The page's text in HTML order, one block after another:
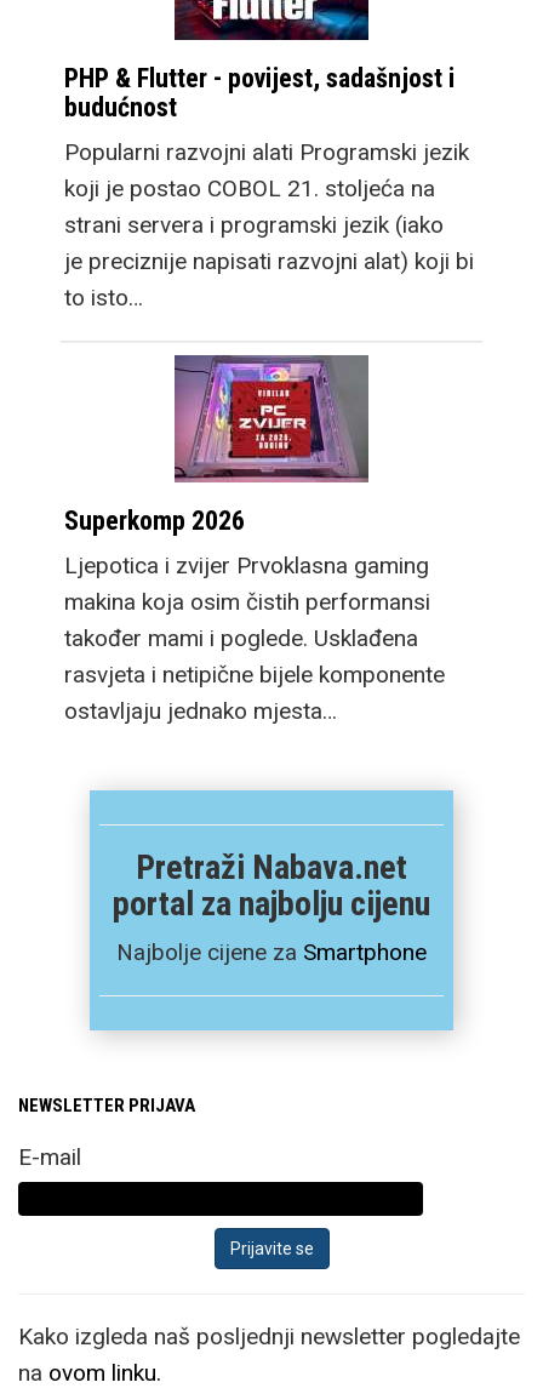
PHP & Flutter - povijest, sadašnjost i
budućnost
Popularni razvojni alati Programski jezik
koji je postao COBOL 21. stoljeća na
strani servera i programski jezik (iako
je preciznije napisati razvojni alat) koji bi
to isto…
Superkomp 2026
Ljepotica i zvijer Prvoklasna gaming
makina koja osim čistih performansi
također mami i poglede. Usklađena
rasvjeta i netipične bijele komponente
ostavljaju jednako mjesta…
Pretraži Nabava.net
portal za najbolju cijenu
Najbolje cijene za Smartphone
NEWSLETTER PRIJAVA
E-mail
Kako izgleda naš posljednji newsletter pogledajte
na ovom linku.